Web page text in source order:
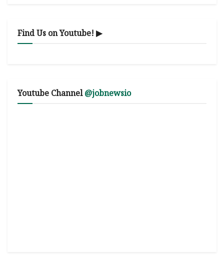
Find Us on Youtube! ▶
Youtube Channel@jobnewsio